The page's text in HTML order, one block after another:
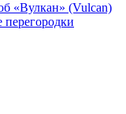
«Вулкан» (Vulcan)
перегородки